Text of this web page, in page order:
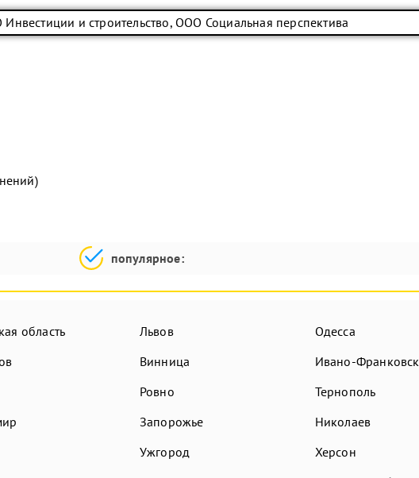
и строительство, ООО Социальная перспектива
популярное:
область Львов
Одесса
Винница
Ивано-Франковск
Ровно
Тернополь
Запорожье
Николаев
Ужгород
Херсон